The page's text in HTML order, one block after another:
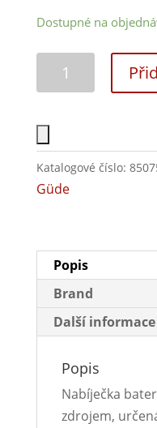
Dostupné na
Katalogové číslo:
Güde
Popis
Brand
Další informace
Popis
Nabíječka
zdrojem,